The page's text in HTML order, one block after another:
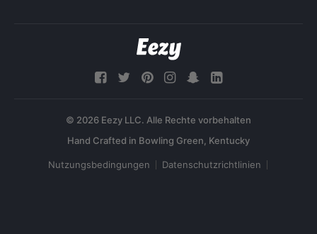
© 2026 Eezy LLC. Alle Rechte vorbehalten
Nutzungsbedingungen Datenschutzrichtlinien